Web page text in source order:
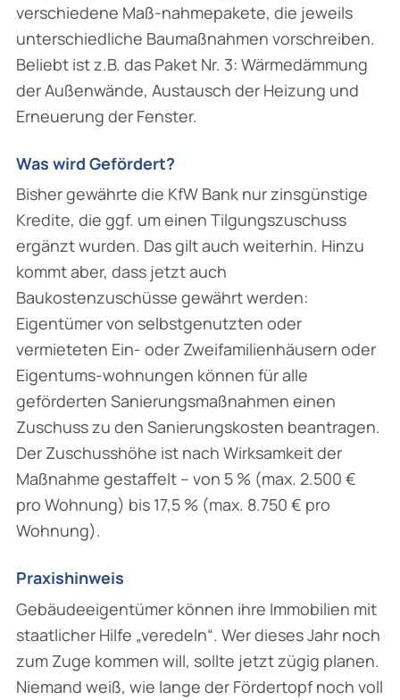
verschiedene Maß-nahmepakete, die jeweils
unterschiedliche Baumaßnahmen vorschreiben.
Beliebt ist z.B. das Paket Nr. 3: Wärmedämmung
der Außenwände, Austausch der Heizung und
Erneuerung der Fenster.
Was wird Gefördert?
Bisher gewährte die KfW Bank nur zinsgünstige
Kredite, die ggf. um einen Tilgungszuschuss
ergänzt wurden. Das gilt auch weiterhin. Hinzu
kommt aber, dass jetzt auch
Baukostenzuschüsse gewährt werden:
Eigentümer von selbstgenutzten oder
vermieteten Ein- oder Zweifamilienhäusern oder
Eigentums-wohnungen können für alle
geförderten Sanierungsmaßnahmen einen
Zuschuss zu den Sanierungskosten beantragen.
Der Zuschusshöhe ist nach Wirksamkeit der
Maßnahme gestaffelt – von 5 % (max. 2.500 €
pro Wohnung) bis 17,5 % (max. 8.750 € pro
Wohnung).
Praxishinweis
Gebäudeeigentümer können ihre Immobilien mit
staatlicher Hilfe „veredeln“. Wer dieses Jahr noch
zum Zuge kommen will, sollte jetzt zügig planen.
Niemand weiß, wie lange der Fördertopf noch voll